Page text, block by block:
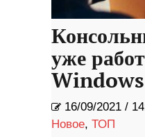
уже
16/09/2021 /
Новое, ТОП